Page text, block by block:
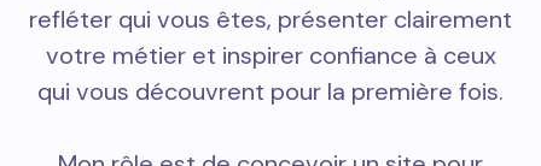
refléter qui vous êtes, présenter clairement
votre métier et inspirer confiance à ceux
qui vous découvrent pour la première fois.